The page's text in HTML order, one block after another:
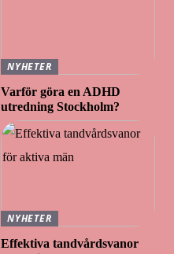
NYHETER
Varför göra en ADHD
utredning Stockholm?
NYHETER
Effektiva tandvårdsvanor